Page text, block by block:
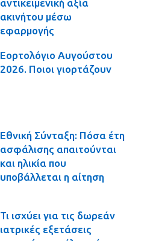
αντικειμενική αξία
ακινήτου μέσω
εφαρμογής
Εορτολόγιο Αυγούστου
2026. Ποιοι γιορτάζουν
Εθνική Σύνταξη: Πόσα έτη
ασφάλισης απαιτούνται
και ηλικία που
υποβάλλεται η αίτηση
Τι ισχύει για τις δωρεάν
ιατρικές εξετάσεις